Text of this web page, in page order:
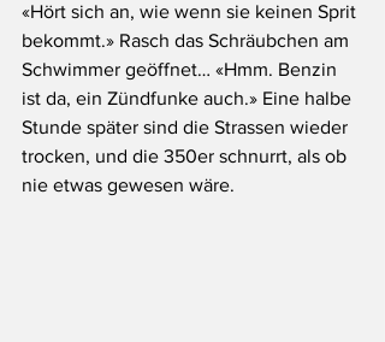
«Hört sich an, wie wenn sie keinen Sprit
bekommt.» Rasch das Schräubchen am
Schwimmer geöffnet… «Hmm. Benzin
ist da, ein Zündfunke auch.» Eine halbe
Stunde später sind die Strassen wieder
trocken, und die 350er schnurrt, als ob
nie etwas gewesen wäre.